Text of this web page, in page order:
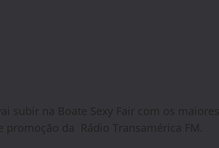
subir na Boate Sexy Fair com os maiores
da Rádio Transamérica FM.